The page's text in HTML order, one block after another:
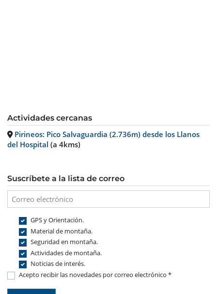
Actividades cercanas
Pirineos: Pico Salvaguardia (2.736m) desde los Llanos
del Hospital (a 4kms)
Suscríbete a la lista de correo
GPS y Orientación.
Material de montaña.
Seguridad en montaña.
Actividades de montaña.
Noticias de interés.
Acepto recibir las novedades por correo electrónico *